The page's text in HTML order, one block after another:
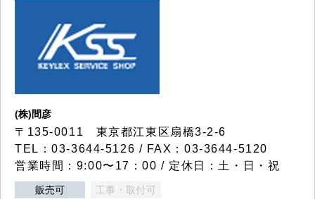
(株)間彦
〒135-0011 東京都江東区扇橋3-2-6
TEL：03-3644-5126 / FAX：03-3644-5120
営業時間：9:00〜17：00 / 定休日：土・日・祝
販売可 工事・取付可